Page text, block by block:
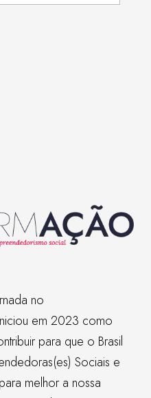
no
em 2023 como
para que o Brasil
Sociais e
melhor a nossa